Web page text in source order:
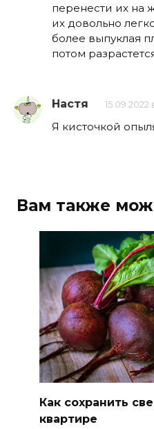
перенести их на
их довольно
более выпуклая
потом
Настя 15.09.2022
Я кисточкой
Вам также
Как сохранить
квартире